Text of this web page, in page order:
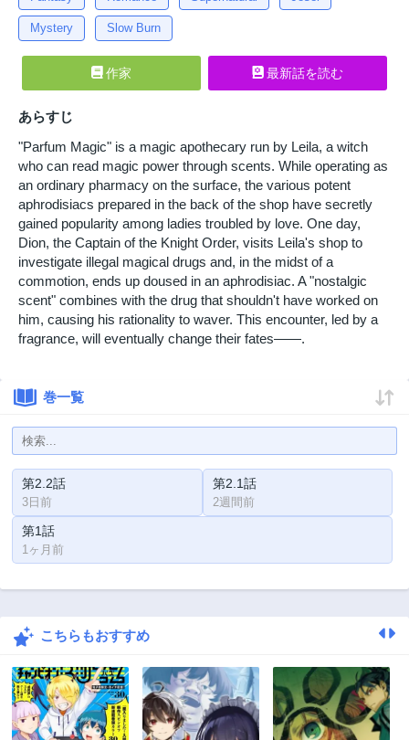
Mystery Slow Burn
作家 最新話を読む
あらすじ
"Parfum Magic" is a magic apothecary run by Leila, a witch
who can read magic power through scents. While operating as
an ordinary pharmacy on the surface, the various potent
aphrodisiacs prepared in the back of the shop have secretly
gained popularity among ladies troubled by love. One day,
Dion, the Captain of the Knight Order, visits Leila's shop to
investigate illegal magical drugs and, in the midst of a
commotion, ends up doused in an aphrodisiac. A "nostalgic
scent" combines with the drug that shouldn't have worked on
him, causing his rationality to waver. This encounter, led by a
fragrance, will eventually change their fates——.
巻一覧
第2.2話
3日前
第2.1話
2週間前
第1話
1ヶ月前
こちらもおすすめ